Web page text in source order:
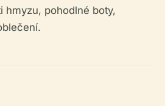
hmyzu, pohodlné boty,